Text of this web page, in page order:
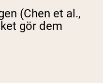
(Chen et al.,
gör dem